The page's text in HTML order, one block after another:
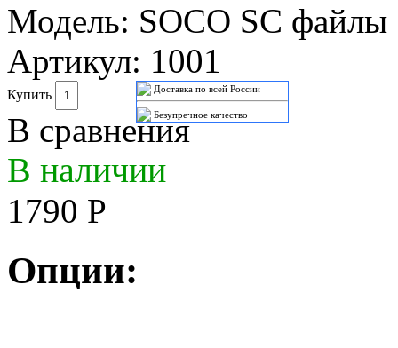
Модель: SOCO SC файлы
Артикул: 1001
Доставка по всей России
Безупречное качество
Купить
В сравнения
В наличии
1790 Р
Опции: